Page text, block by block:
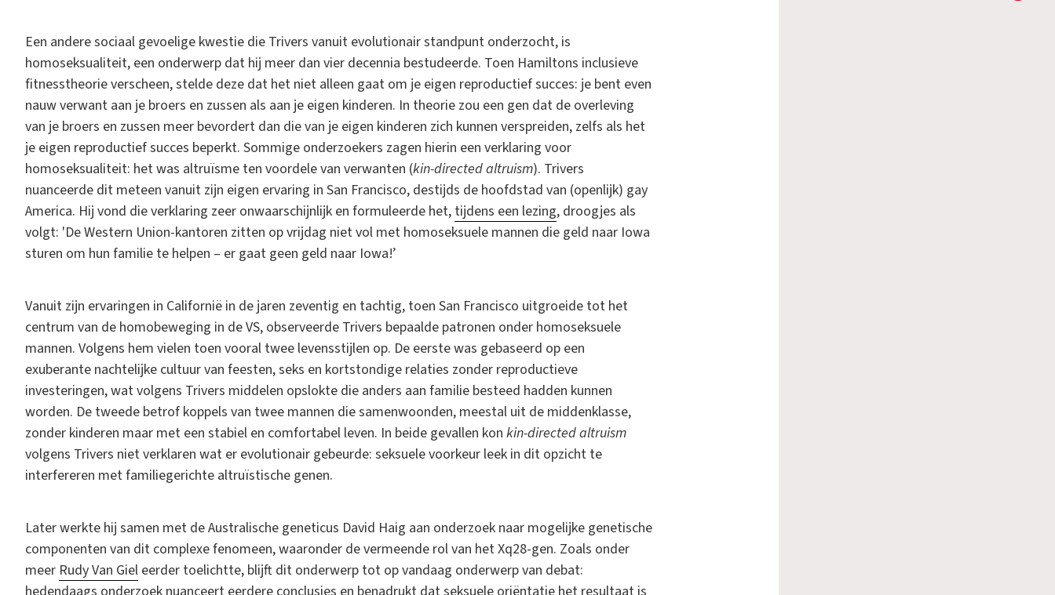
Een andere sociaal gevoelige kwestie die Trivers vanuit evolutionair standpunt onderzocht, is
homoseksualiteit, een onderwerp dat hij meer dan vier decennia bestudeerde. Toen Hamiltons inclusieve
fitnesstheorie verscheen, stelde deze dat het niet alleen gaat om je eigen reproductief succes: je bent even
nauw verwant aan je broers en zussen als aan je eigen kinderen. In theorie zou een gen dat de overleving
van je broers en zussen meer bevordert dan die van je eigen kinderen zich kunnen verspreiden, zelfs als het
je eigen reproductief succes beperkt. Sommige onderzoekers zagen hierin een verklaring voor
homoseksualiteit: het was altruïsme ten voordele van verwanten (kin-directed altruism). Trivers
nuanceerde dit meteen vanuit zijn eigen ervaring in San Francisco, destijds de hoofdstad van (openlijk) gay
America. Hij vond die verklaring zeer onwaarschijnlijk en formuleerde het, tijdens een lezing, droogjes als
volgt: 'De Western Union-kantoren zitten op vrijdag niet vol met homoseksuele mannen die geld naar Iowa
sturen om hun familie te helpen – er gaat geen geld naar Iowa!’
Vanuit zijn ervaringen in Californië in de jaren zeventig en tachtig, toen San Francisco uitgroeide tot het
centrum van de homobeweging in de VS, observeerde Trivers bepaalde patronen onder homoseksuele
mannen. Volgens hem vielen toen vooral twee levensstijlen op. De eerste was gebaseerd op een
exuberante nachtelijke cultuur van feesten, seks en kortstondige relaties zonder reproductieve
investeringen, wat volgens Trivers middelen opslokte die anders aan familie besteed hadden kunnen
worden. De tweede betrof koppels van twee mannen die samenwoonden, meestal uit de middenklasse,
zonder kinderen maar met een stabiel en comfortabel leven. In beide gevallen kon kin-directed altruism
volgens Trivers niet verklaren wat er evolutionair gebeurde: seksuele voorkeur leek in dit opzicht te
interfereren met familiegerichte altruïstische genen.
Later werkte hij samen met de Australische geneticus David Haig aan onderzoek naar mogelijke genetische
componenten van dit complexe fenomeen, waaronder de vermeende rol van het Xq28-gen. Zoals onder
meer Rudy Van Giel eerder toelichtte, blijft dit onderwerp tot op vandaag onderwerp van debat: